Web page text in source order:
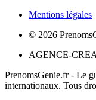
Mentions légales
© 2026
AGENCE-
PrenomsGenie.fr - Le
internationaux. Tous